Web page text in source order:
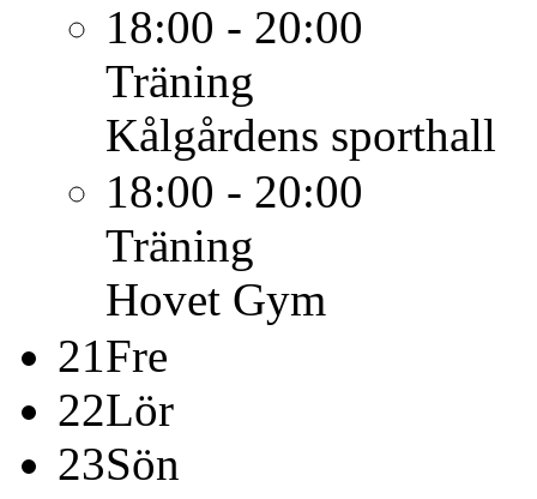
18:00 - 20:00
Träning
Kålgårdens sporthall
18:00 - 20:00
Träning
Hovet Gym
21Fre
22Lör
23Sön